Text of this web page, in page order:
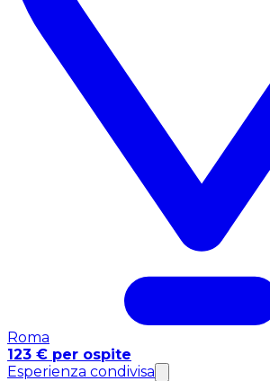
Roma
123 € per ospite
Esperienza condivisa